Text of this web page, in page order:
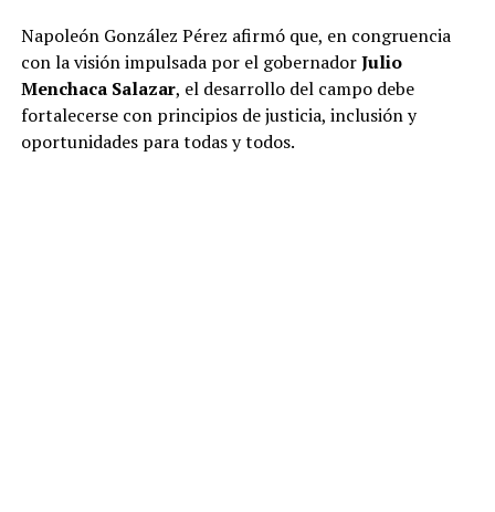
Napoleón González Pérez afirmó que, en congruencia
con la visión impulsada por el gobernadorJulio
Menchaca Salazar, el desarrollo del campo debe
fortalecerse con principios de justicia, inclusión y
oportunidades para todas y todos.